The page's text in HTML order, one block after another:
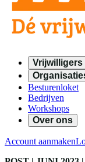
Vrijwilligers
Besturenloket
Bedrijven
Workshops
Over ons
Account aanmaken